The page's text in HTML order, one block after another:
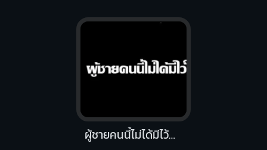
ผู้ชายคนนี้ไม่ได้มีไว้ให้เธอทิ้ง